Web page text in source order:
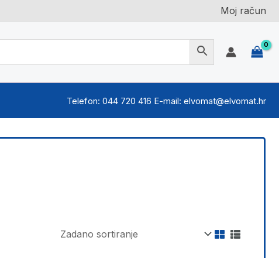
Moj račun
Telefon: 044 720 416 E-mail: elvomat@elvomat.hr